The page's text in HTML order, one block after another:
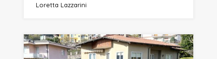
Loretta Lazzarini